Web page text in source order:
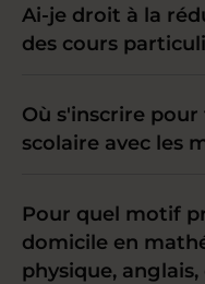
Ai-je droit à la
des cours
Où s'inscrire
scolaire avec les
Pour quel motif
domicile en
physique,